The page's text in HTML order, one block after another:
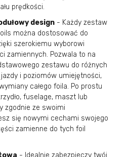
prędkości.
design - Każdy zestaw
można dostosować do
szerokiemu wyborowi
zamiennych. Pozwala to na
zestawu do różnych
i poziomów umiejętności,
całego foila. Po prostu
fuselage, maszt lub
zgodnie ze swoimi
się nowymi cechami swojego
zamienne do tych foil
- Idealnie zabezpieczy twój